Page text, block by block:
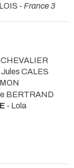
- France 3
CALES
BERTRAND
- Lola